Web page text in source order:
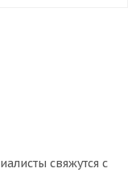
свяжутся с